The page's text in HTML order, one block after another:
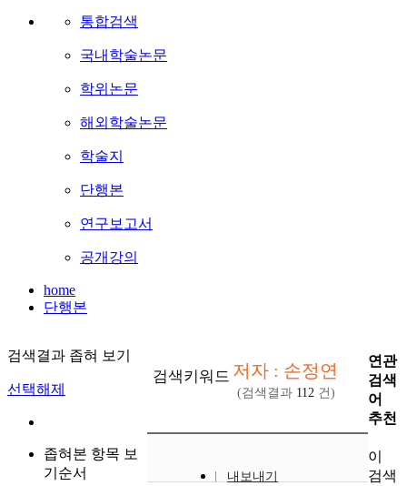
통합검색
국내학술논문
학위논문
해외학술논문
학술지
단행본
연구보고서
공개강의
home
단행본
검색결과 좁혀 보기
선택해제
좁혀본 항목 보
기순서
검색키워드 저자 : 손정연
(검색결과 112 건)
내보내기
연관
검색
어
추천
이
검색